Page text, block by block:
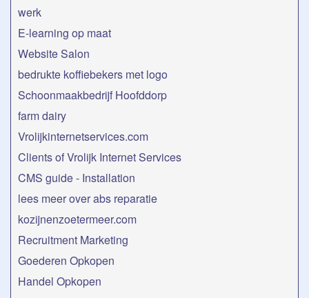
werk
E-learning op maat
Website Salon
bedrukte koffiebekers met logo
Schoonmaakbedrijf Hoofddorp
farm dairy
Vrolijkinternetservices.com
Clients of Vrolijk Internet Services
CMS guide - Installation
lees meer over abs reparatie
kozijnenzoetermeer.com
Recruitment Marketing
Goederen Opkopen
Handel Opkopen